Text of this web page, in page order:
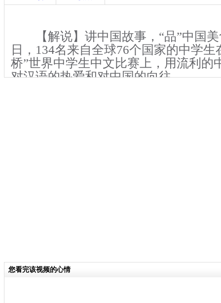
【解说】讲中国故事，“品”中国
日，134名来自全球76个国家的中学生
桥”世界中学生中文比赛上，用流利的
对汉语的热爱和对中国的向往。
您看完该视频的心情